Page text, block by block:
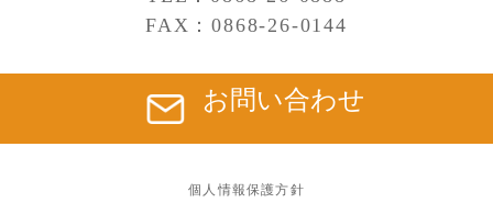
FAX：0868-26-0144
お問い合わせ
個人情報保護方針